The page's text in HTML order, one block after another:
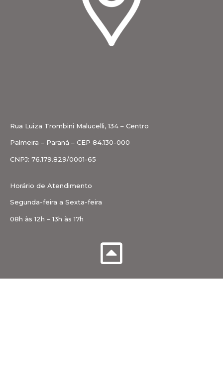
Rua Luiza Trombini Malucelli, 134 – Centro
Palmeira – Paraná – CEP 84.130-000
CNPJ: 76.179.829/0001-65
Horário de Atendimento
Segunda-feira a Sexta-feira
08h às 12h – 13h às 17h